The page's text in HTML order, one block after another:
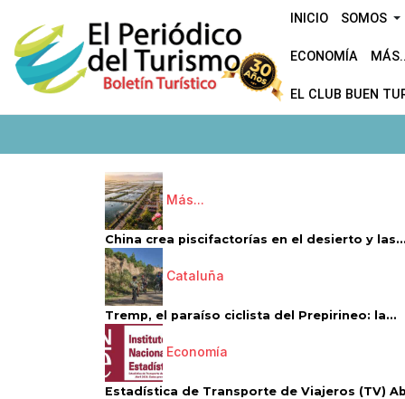
INICIO SOMOS
ECONOMÍA
EL CLUB BUEN
Más...
China crea piscifactorías en el desierto y las...
Cataluña
Tremp, el paraíso ciclista del Prepirineo: la...
Economía
Estadística de Transporte de Viajeros (TV)